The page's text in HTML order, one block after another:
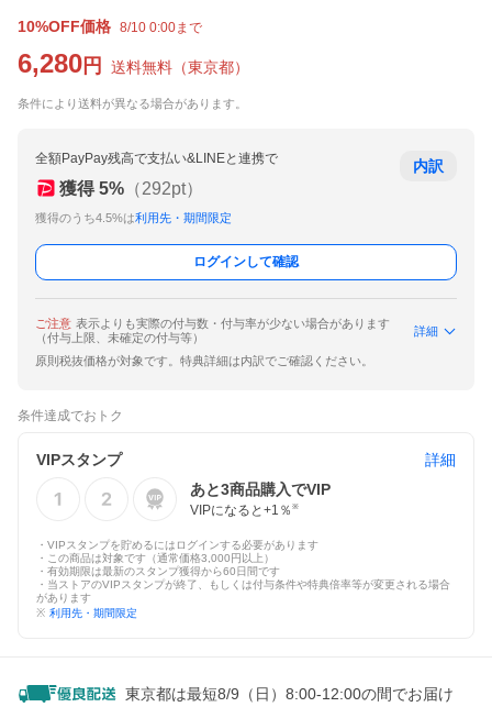
10%OFF価格 8/10 0:00まで
6,280 円 送料無料 （東京都）
条件により送料が異なる場合があります。
全額PayPay残高で支払い&LINEと連携で
獲得 5% （292pt）
獲得のうち4.5%は利用先・期間限定
内訳
ログインして確認
ご注意 表示よりも実際の付与数・付与率が少ない場合があります
（付与上限、未確定の付与等）
詳細
原則税抜価格が対象です。特典詳細は内訳でご確認ください。
条件達成でおトク
VIPスタンプ
詳細
あと3商品購入でVIP
VIPになると+1 ％ ※
・VIPスタンプを貯めるにはログインする必要があります
・この商品は対象です（通常価格3,000円以上）
・有効期限は最新のスタンプ獲得から60日間です
・当ストアのVIPスタンプが終了、もしくは付与条件や特典倍率等が変更される場合
があります
※ 利用先・期間限定
東京都は最短8/9（日）8:00-12:00の間でお届け